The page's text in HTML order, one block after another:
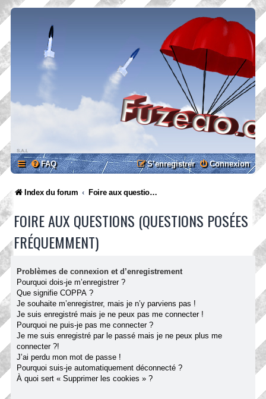
FAQ Connexion
S’enregistrer
Index du forum Foire aux questions (Questions posées fréquemment)
FOIRE AUX QUESTIONS (QUESTIONS POSÉES
FRÉQUEMMENT)
Problèmes de connexion et d’enregistrement
Pourquoi dois-je m’enregistrer ?
Que signifie COPPA ?
Je souhaite m’enregistrer, mais je n’y parviens pas !
Je suis enregistré mais je ne peux pas me connecter !
Pourquoi ne puis-je pas me connecter ?
Je me suis enregistré par le passé mais je ne peux plus me
connecter ?!
J’ai perdu mon mot de passe !
Pourquoi suis-je automatiquement déconnecté ?
À quoi sert « Supprimer les cookies » ?